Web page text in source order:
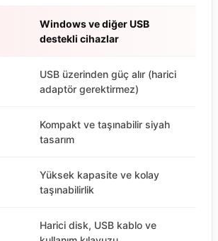
Windows ve diğer USB
destekli cihazlar
USB üzerinden güç alır (harici
adaptör gerektirmez)
Kompakt ve taşınabilir siyah
tasarım
Yüksek kapasite ve kolay
taşınabilirlik
Harici disk, USB kablo ve